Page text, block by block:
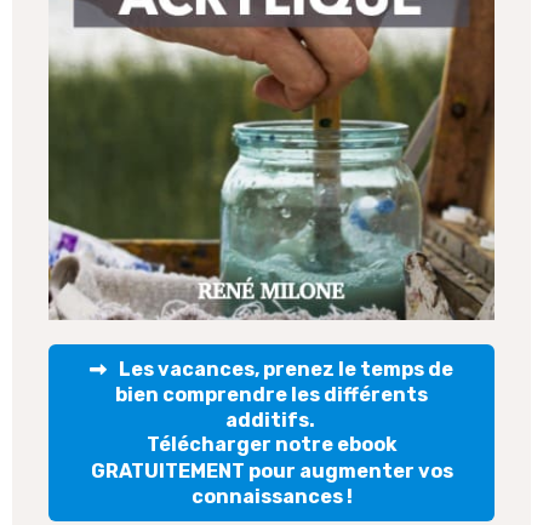
Les vacances, prenez le temps de
bien comprendre les différents
additifs.
Télécharger notre ebook
GRATUITEMENT pour augmenter vos
connaissances !